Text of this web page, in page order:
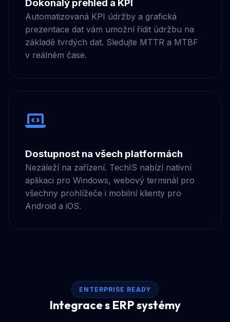
Dokonalý přehled a KPI
Automatizovaná KPI údržby a grafická
prezentace dat vám umožní řídit údržbu na
základě tvrdých dat. Sledujte MTTR a MTBF
v reálném čase.
Dostupnost na všech platformách
Nezáleží na zařízení. TechIS nabízí nativní
aplikaci pro Windows, webový terminál pro
všechny prohlížeče i mobilní klienty pro
Android a iOS.
ENTERPRISE READY
Integrace s ERP systémy